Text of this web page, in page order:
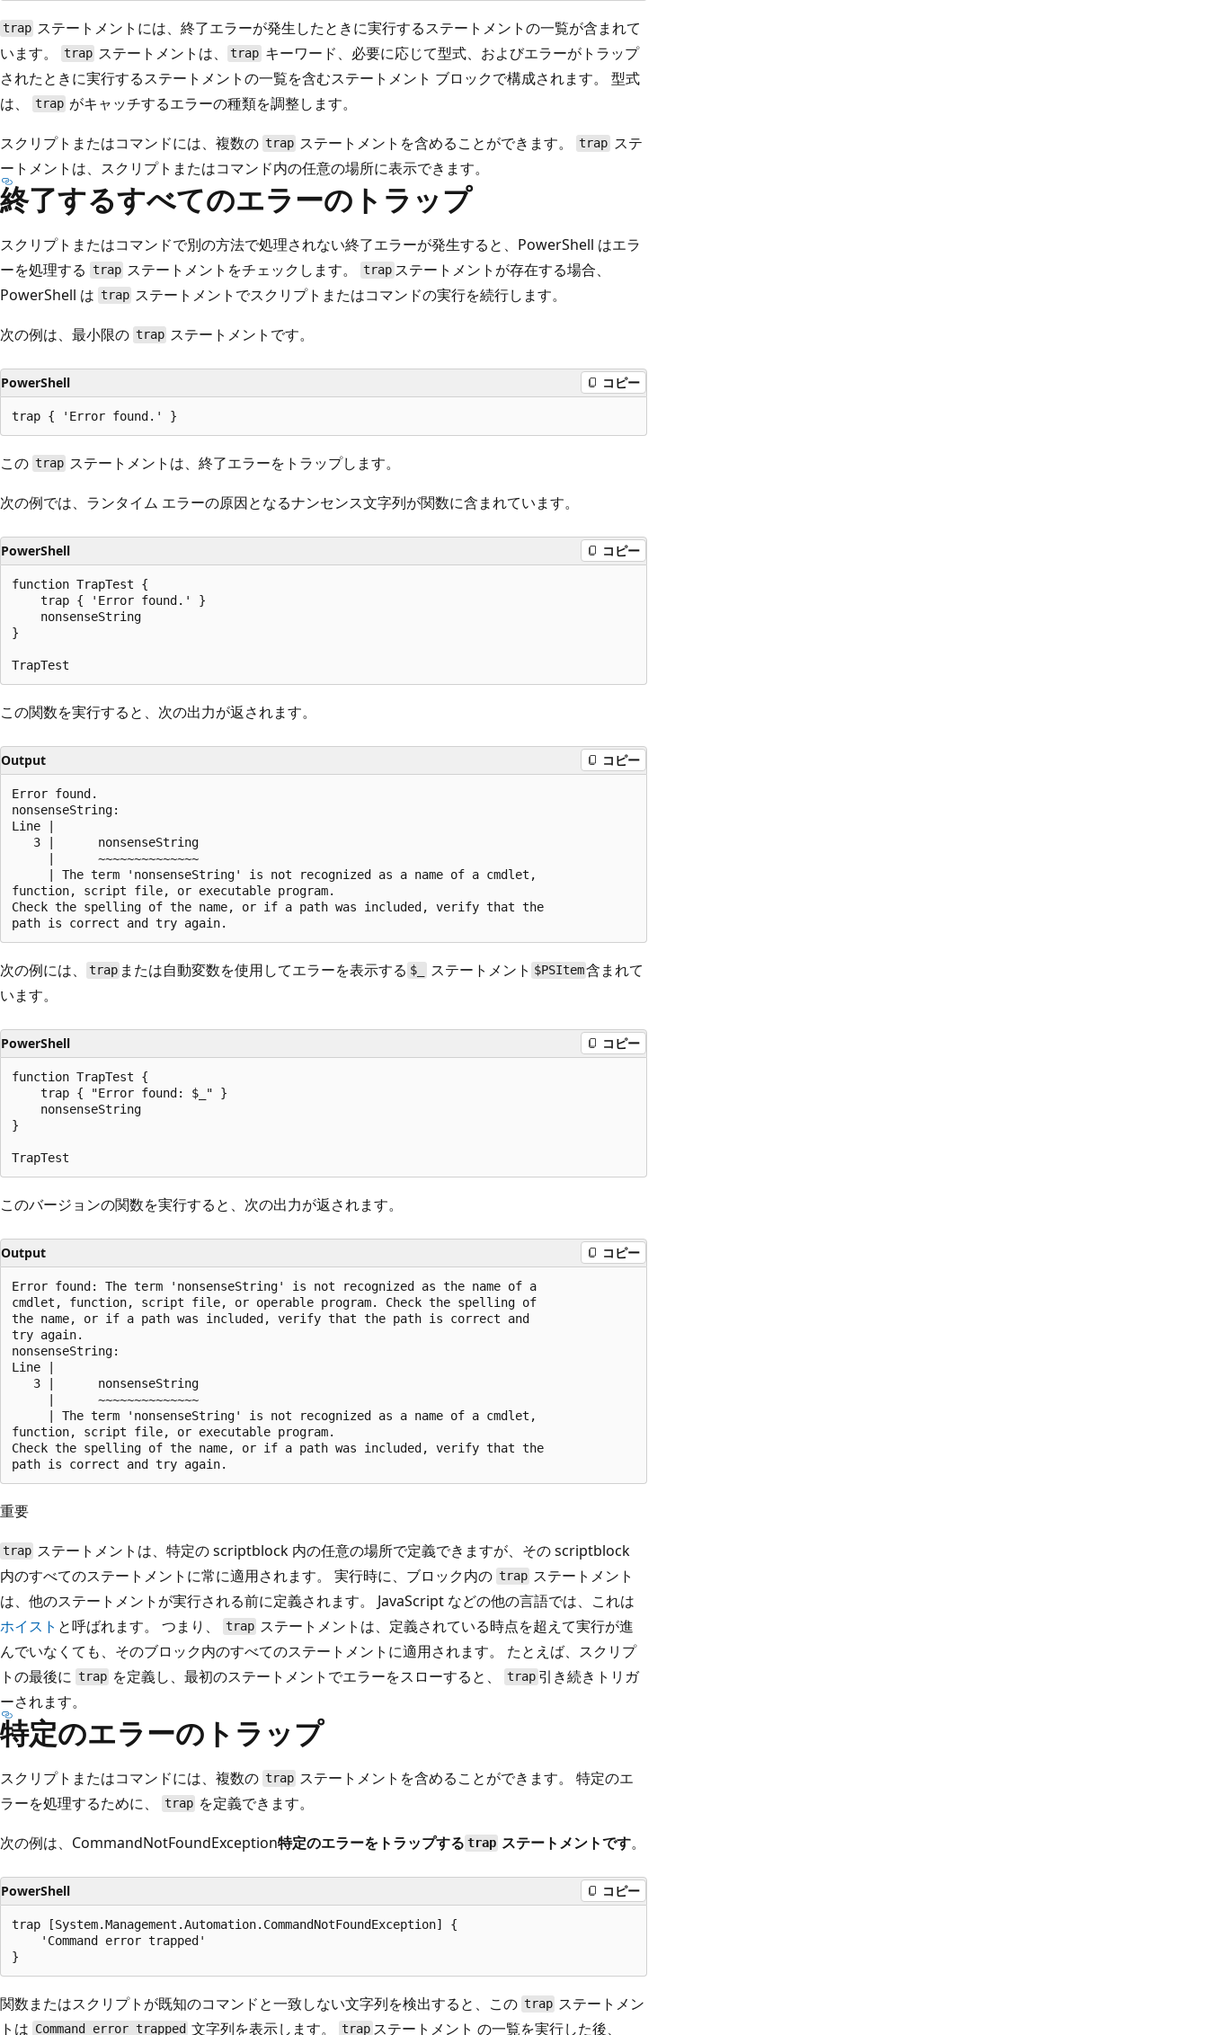
trap ステートメントには、終了エラーが発生したときに実行するステートメントの一覧が含まれて
います。
trap ステートメントは、trapキーワード、必要に応じて型式、およびエラーがトラップ
されたときに実行するステートメントの一覧を含むステートメント ブロックで構成されます。 型式
は、
trap がキャッチするエラーの種類を調整します。
スクリプトまたはコマンドには、複数の trap ステートメントを含めることができます。trapステ
ートメントは、スクリプトまたはコマンド内の任意の場所に表示できます。
終了するすべてのエラーのトラップ
スクリプトまたはコマンドで別の方法で処理されない終了エラーが発生すると、PowerShell はエラ
ーを処理する trap ステートメントをチェックします。trapステートメントが存在する場合、
PowerShell は trap ステートメントでスクリプトまたはコマンドの実行を続行します。
次の例は、最小限の trap ステートメントです。
PowerShell コピー
この trap ステートメントは、終了エラーをトラップします。
次の例では、ランタイム エラーの原因となるナンセンス文字列が関数に含まれています。
PowerShell コピー
function TrapTest {
    trap { 'Error found.' }
    nonsenseString
}
この関数を実行すると、次の出力が返されます。
Output コピー
Error found.
nonsenseString:
Line |
   3 |      nonsenseString
     |      ~~~~~~~~~~~~~~
     | The term 'nonsenseString' is not recognized as a name of a cmdlet,
function, script file, or executable program.
Check the spelling of the name, or if a path was included, verify that the
次の例には、 trap または自動変数を使用してエラーを表示する $_ ステートメント $PSItem含まれて
います。
PowerShell コピー
function TrapTest {
    trap { "Error found: $_" }
    nonsenseString
}
このバージョンの関数を実行すると、次の出力が返されます。
Output コピー
Error found: The term 'nonsenseString' is not recognized as the name of a
cmdlet, function, script file, or operable program. Check the spelling of
the name, or if a path was included, verify that the path is correct and
try again.
nonsenseString:
Line |
   3 |      nonsenseString
     |      ~~~~~~~~~~~~~~
     | The term 'nonsenseString' is not recognized as a name of a cmdlet,
function, script file, or executable program.
Check the spelling of the name, or if a path was included, verify that the
重要
trap ステートメントは、特定の scriptblock 内の任意の場所で定義できますが、その scriptblock
内のすべてのステートメントに常に適用されます。 実行時に、ブロック内の trap ステートメント
は、他のステートメントが実行される前に定義されます。 JavaScript などの他の言語では、これは
ホイスト と呼ばれます。 つまり、 trap ステートメントは、定義されている時点を超えて実行が進
んでいなくても、そのブロック内のすべてのステートメントに適用されます。 たとえば、スクリプ
トの最後に trap を定義し、最初のステートメントでエラーをスローすると、trap引き続きトリガ
ーされます。
特定のエラーのトラップ
スクリプトまたはコマンドには、複数の trap ステートメントを含めることができます。 特定のエ
ラーを処理するために、
trap を定義できます。
次の例は、CommandNotFoundException特定のエラーをトラップする trap ステートメントです。
PowerShell コピー
trap [System.Management.Automation.CommandNotFoundException] {
    'Command error trapped'
関数またはスクリプトが既知のコマンドと一致しない文字列を検出すると、この trap ステートメン
トは Command error trapped 文字列を表示します。trapステートメント の一覧を実行した後、